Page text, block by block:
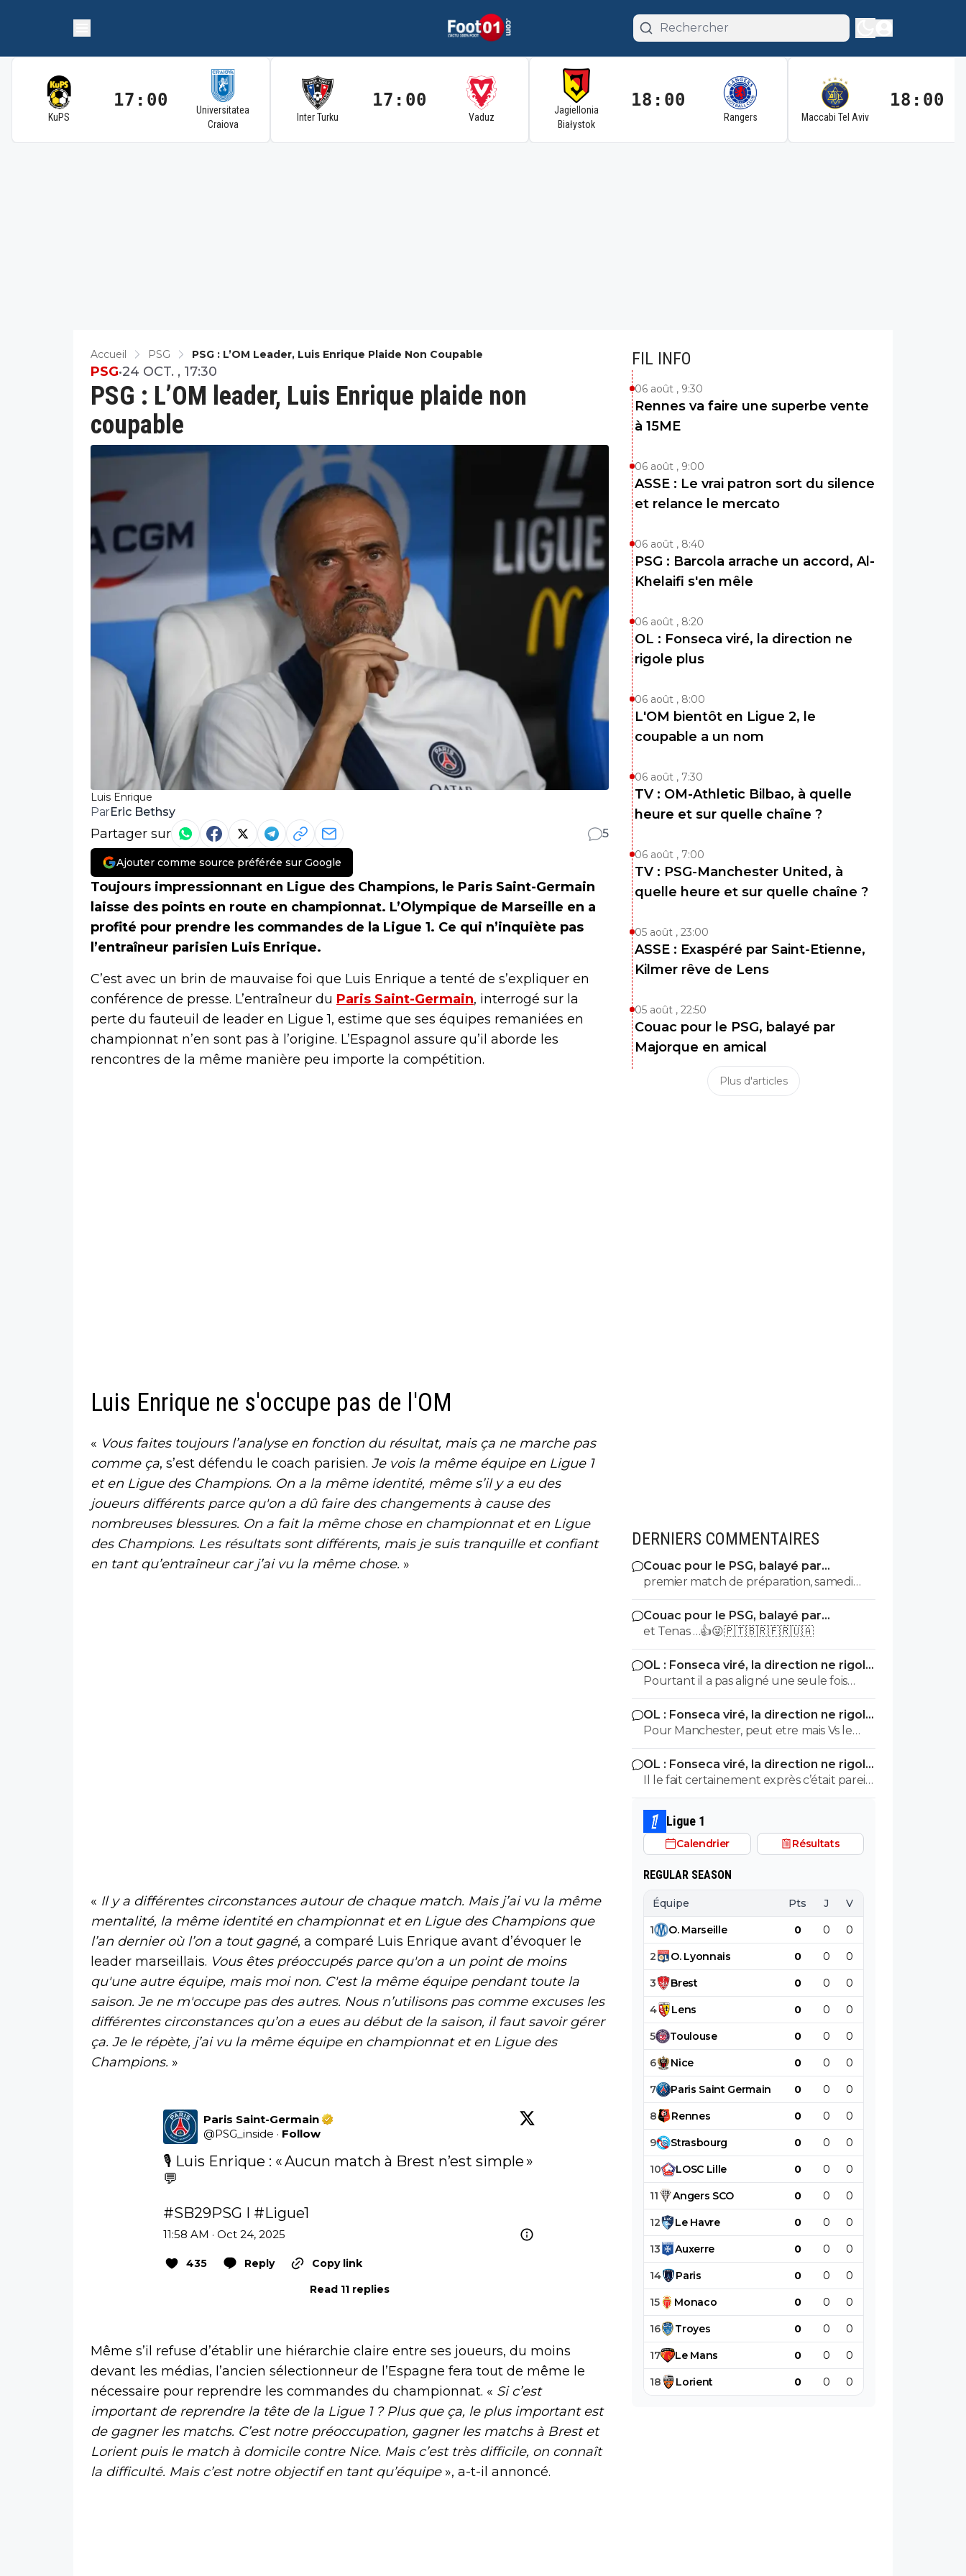
KuPS
17:00
Universitatea
Craiova
Inter Turku
17:00
Vaduz
Jagiellonia
Białystok
18:00
Rangers Maccabi Tel Aviv
18:00
Accueil PSG PSG : L’OM Leader, Luis Enrique Plaide Non Coupable
Luis Enrique
PSG : L’OM leader, Luis Enrique plaide non
coupable
PSG•24 OCT. , 17:30
ParEric Bethsy
Partager sur 5
Ajouter comme source préférée sur Google
Toujours impressionnant en Ligue des Champions, le Paris Saint-Germain
laisse des points en route en championnat. L’Olympique de Marseille en a
profité pour prendre les commandes de la Ligue 1. Ce qui n’inquiète pas
l’entraîneur parisien Luis Enrique.
C’est avec un brin de mauvaise foi que Luis Enrique a tenté de s’expliquer en
conférence de presse. L’entraîneur du Paris Saint-Germain, interrogé sur la
perte du fauteuil de leader en Ligue 1, estime que ses équipes remaniées en
championnat n’en sont pas à l’origine. L’Espagnol assure qu’il aborde les
rencontres de la même manière peu importe la compétition.
Luis Enrique ne s'occupe pas de l'OM
« Vous faites toujours l’analyse en fonction du résultat, mais ça ne marche pas
comme ça, s’est défendu le coach parisien. Je vois la même équipe en Ligue 1
et en Ligue des Champions. On a la même identité, même s’il y a eu des
joueurs différents parce qu'on a dû faire des changements à cause des
nombreuses blessures. On a fait la même chose en championnat et en Ligue
des Champions. Les résultats sont différents, mais je suis tranquille et confiant
en tant qu’entraîneur car j’ai vu la même chose. »
« Il y a différentes circonstances autour de chaque match. Mais j’ai vu la même
mentalité, la même identité en championnat et en Ligue des Champions que
l’an dernier où l’on a tout gagné, a comparé Luis Enrique avant d’évoquer le
leader marseillais. Vous êtes préoccupés parce qu'on a un point de moins
qu'une autre équipe, mais moi non. C'est la même équipe pendant toute la
saison. Je ne m'occupe pas des autres. Nous n’utilisons pas comme excuses les
différentes circonstances qu’on a eues au début de la saison, il faut savoir gérer
ça. Je le répète, j’ai vu la même équipe en championnat et en Ligue des
Champions. »
Paris Saint-Germain
@PSG_inside · Follow
🎙️ Luis Enrique : « Aucun match à Brest n’est simple »
💬
#SB29PSG I #Ligue1
11:58 AM · Oct 24, 2025
435 Reply
Copy link
Read 11 replies
Même s’il refuse d’établir une hiérarchie claire entre ses joueurs, du moins
devant les médias, l’ancien sélectionneur de l’Espagne fera tout de même le
nécessaire pour reprendre les commandes du championnat. « Si c’est
important de reprendre la tête de la Ligue 1 ? Plus que ça, le plus important est
de gagner les matchs. C’est notre préoccupation, gagner les matchs à Brest et
Lorient puis le match à domicile contre Nice. Mais c’est très difficile, on connaît
la difficulté. Mais c’est notre objectif en tant qu’équipe », a-t-il annoncé.
FIL INFO
06 août , 9:30
Rennes va faire une superbe vente
à 15ME
06 août , 9:00
ASSE : Le vrai patron sort du silence
et relance le mercato
06 août , 8:40
PSG : Barcola arrache un accord, Al-
Khelaifi s'en mêle
06 août , 8:20
OL : Fonseca viré, la direction ne
rigole plus
06 août , 8:00
L'OM bientôt en Ligue 2, le
coupable a un nom
06 août , 7:30
TV : OM-Athletic Bilbao, à quelle
heure et sur quelle chaîne ?
06 août , 7:00
TV : PSG-Manchester United, à
quelle heure et sur quelle chaîne ?
05 août , 23:00
ASSE : Exaspéré par Saint-Etienne,
Kilmer rêve de Lens
05 août , 22:50
Couac pour le PSG, balayé par
Majorque en amical
Plus d'articles
DERNIERS COMMENTAIRES
Couac pour le PSG, balayé par
Majorque en amical
premier match de préparation, samedi
contre les rosbifs… 😝🇵🇹🇧🇷🇫🇷🇺🇦
Couac pour le PSG, balayé par
Majorque en amical
et Tenas …👍😜🇵🇹🇧🇷🇫🇷🇺🇦
OL : Fonseca viré, la direction ne rigole
plus
Pourtant il a pas aligné une seule fois
cette compo pendant les matchs amicaux
OL : Fonseca viré, la direction ne rigole
plus
Pour Manchester, peut etre mais Vs le
Celta vigo je ne vois pas ou... On a
plénitude de blesser en attaque... Puis, il
ne savait pas que Niakhaté allait se faire
expulsé à la 10e au retour..
OL : Fonseca viré, la direction ne rigole
plus
Il le fait certainement exprès c’était pareil
avec Manchester avec Paul akuaku
titulaire allée retour alors qu’il n'a pas
jouer de la saison. Chaque fois que lyon a
un match important le gars sabote le
Toulouse, Lens et le celta vigo
Ligue 1
Calendrier Résultats
REGULAR SEASON
Équipe Pts J V
1 O. Marseille 0 0 0
2 O. Lyonnais 0 0 0
3 Brest 0 0 0
4 Lens 0 0 0
5 Toulouse 0 0 0
6 Nice 0 0 0
7 Paris Saint Germain 0 0 0
8 Rennes 0 0 0
9 Strasbourg 0 0 0
10 LOSC Lille 0 0 0
11 Angers SCO 0 0 0
12 Le Havre 0 0 0
13 Auxerre 0 0 0
14 Paris 0 0 0
15 Monaco 0 0 0
16 Troyes 0 0 0
17 Le Mans 0 0 0
18 Lorient 0 0 0